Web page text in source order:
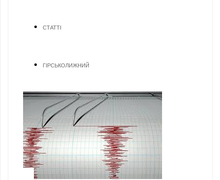
СТАТТІ
ГІРСЬКОЛИЖНИЙ